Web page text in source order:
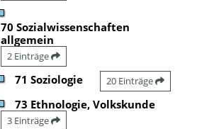
70 Sozialwissenschaften
allgemein
2 Einträge
71 Soziologie 20 Einträge
73 Ethnologie, Volkskunde
3 Einträge